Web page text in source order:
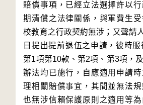
賠償事項，已經立法選擇許以
期清償之法律關係，與軍費生
校教育之行政契約無涉；又聲請
日提出提前退伍之申請，彼時
第1項第10款、第2項、第3項，
辦法均已施行，自應適用申請
理相關賠償事宜，其間並無法
也無涉信賴保護原則之適用等